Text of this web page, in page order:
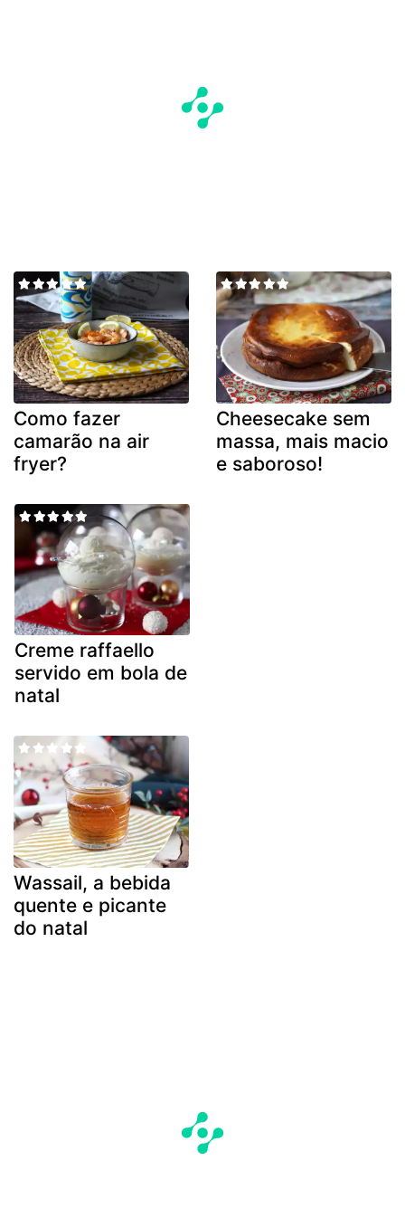
Como fazer
camarão na air
fryer?
Cheesecake sem
massa, mais macio
e saboroso!
Creme raffaello
servido em bola de
natal
Wassail, a bebida
quente e picante
do natal